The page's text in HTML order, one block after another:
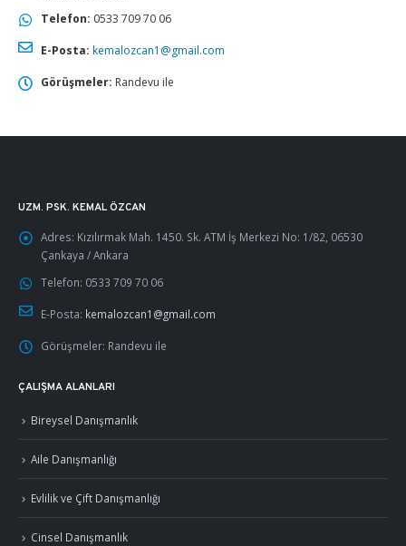
Telefon: 0533 709 70 06
E-Posta: kemalozcan1@gmail.com
Görüşmeler: Randevu ile
UZM. PSK. KEMAL ÖZCAN
Adres: Kızılırmak Mah. 1450. Sk. ATM İş Merkezi No: 1/82, 06530
Çankaya / Ankara
Telefon: 0533 709 70 06
E-Posta: kemalozcan1@gmail.com
Görüşmeler: Randevu ile
ÇALIŞMA ALANLARI
Bireysel Danışmanlık
Aile Danışmanlığı
Evlilik ve Çift Danışmanlığı
Cinsel Danışmanlık